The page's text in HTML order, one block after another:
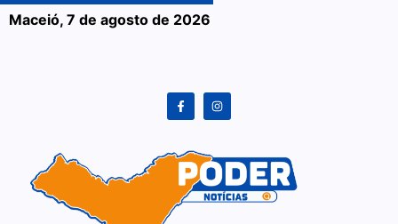
Maceió, 7 de agosto de 2026
O seu portal atualizado